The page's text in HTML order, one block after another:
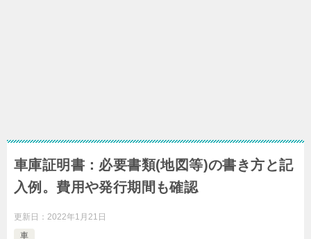
車庫証明書：必要書類(地図等)の書き方と記
入例。費用や発行期間も確認
更新日： 2022年1月21日
車